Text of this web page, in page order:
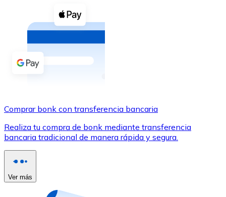
Compra criptomonedas con efectivo en tu tienda más
Comprar con efectivo
Transferencia SEPA
Utiliza tarjetas Visa y Mastercard para comprar
Comprar con tarjeta
Comprar bonk con transferencia bancaria
Realiza tu compra de bonk mediante transferencia
bancaria tradicional de manera rápida y segura.
Ver más